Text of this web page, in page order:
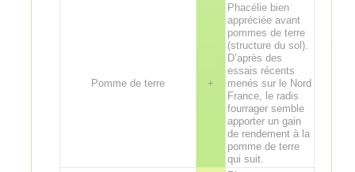
Pomme de terre +
Phacélie bien
appréciée avant
pommes de terre
(structure du sol).
D’après des
essais récents
menés sur le Nord
France, le radis
fourrager semble
apporter un gain
de rendement à la
pomme de terre
qui suit.